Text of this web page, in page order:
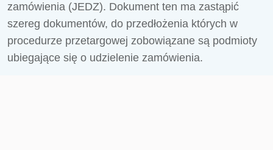
zamówienia (JEDZ). Dokument ten ma zastąpić
szereg dokumentów, do przedłożenia których w
procedurze przetargowej zobowiązane są podmioty
ubiegające się o udzielenie zamówienia.